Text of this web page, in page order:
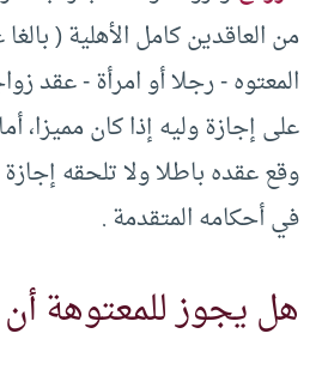
من العاقدين كامل الأهلية (‏
المعتوه -‏ رجلا أو امرأة -‏ عقد
على إجازة وليه إذا كان مميزا،
وقع عقده باطلا ولا تلحقه
في أحكامه المتقدمة .‏
هل يجوز للمعتوهة